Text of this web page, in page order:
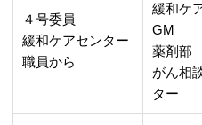
４号委員
緩和ケアセンター
職員から
緩和ケ
GM
薬剤部
がん相
ター